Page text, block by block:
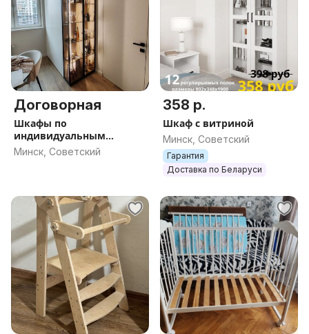
Договорная
Шкафы по
индивидуальным
размерам
Минск, Советский
358 р.
Шкаф с витриной
Минск, Советский
Гарантия
Доставка по Беларуси